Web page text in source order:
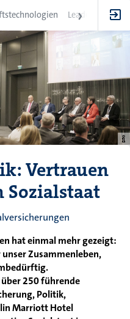
Leadership
Vertrauen
hat einmal mehr gezeigt:
Zusammenleben,
250 führende
Politik,
Marriott Hotel